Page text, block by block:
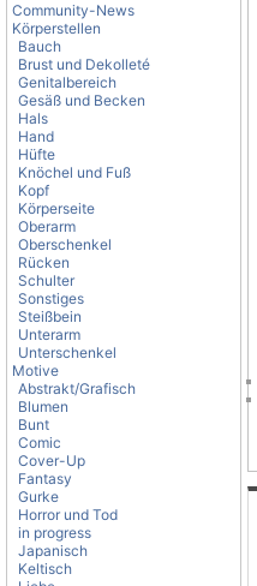
Community-News
Körperstellen
Bauch
Brust und Dekolleté
Genitalbereich
Gesäß und Becken
Hals
Hand
Hüfte
Knöchel und Fuß
Kopf
Körperseite
Oberarm
Oberschenkel
Rücken
Schulter
Sonstiges
Steißbein
Unterarm
Unterschenkel
Motive
Abstrakt/Grafisch
Blumen
Bunt
Comic
Cover-Up
Fantasy
Gurke
Horror und Tod
in progress
Japanisch
Keltisch